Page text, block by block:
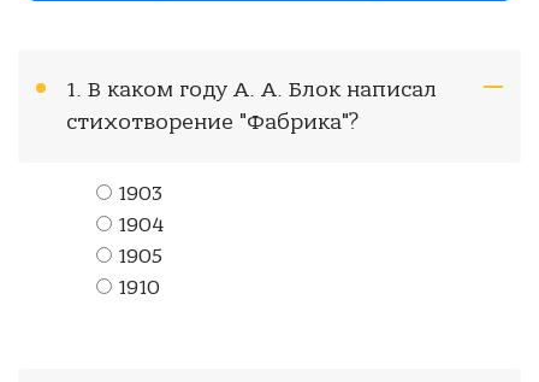
1. В каком году А. А. Блок написал
стихотворение "Фабрика"?
1903
1904
1905
1910